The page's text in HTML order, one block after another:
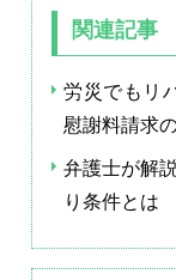
関連記事
労災でもリ
慰謝料請求
弁護士が解
り条件とは